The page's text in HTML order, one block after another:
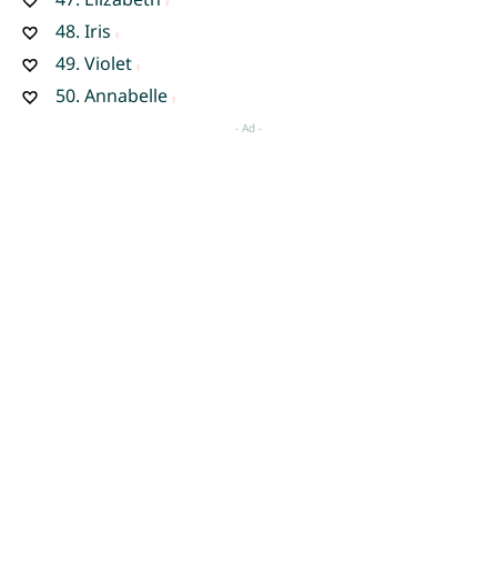
48. Iris
49. Violet
50. Annabelle